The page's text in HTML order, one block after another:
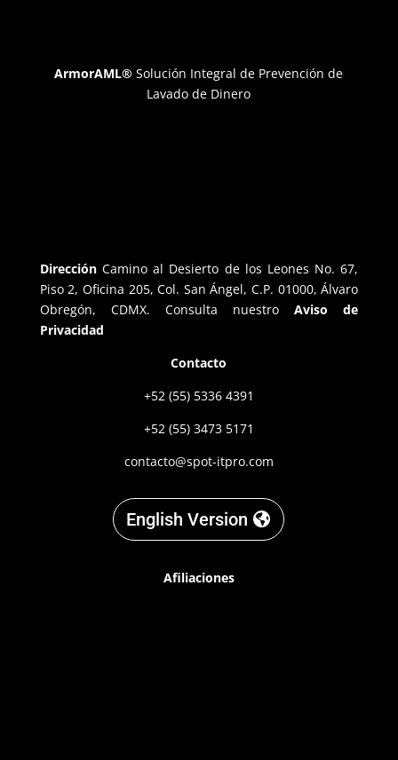
ArmorAML® Solución Integral de Prevención de
Lavado de Dinero
Dirección Camino al Desierto de los Leones No. 67,
Piso 2, Oficina 205, Col. San Ángel, C.P. 01000, Álvaro
Obregón, CDMX. Consulta nuestro
Aviso de
Privacidad
Contacto
+52 (55) 5336 4391
+52 (55) 3473 5171
contacto@spot-itpro.com
English Version
Afiliaciones